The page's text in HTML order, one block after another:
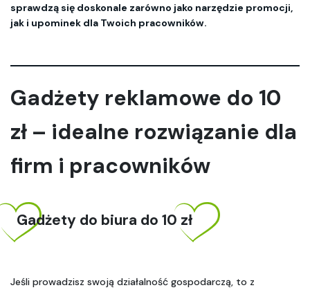
sprawdzą się doskonale zarówno jako narzędzie promocji,
jak i upominek dla Twoich pracowników.
Gadżety reklamowe do 10
zł – idealne rozwiązanie dla
firm i pracowników
Gadżety do biura do 10 zł
Jeśli prowadzisz swoją działalność gospodarczą, to z